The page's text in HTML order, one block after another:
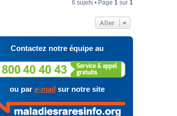
6 sujets • Page 1 sur 1
Aller
Contactez notre équipe au
ou par e-mailsur notre site